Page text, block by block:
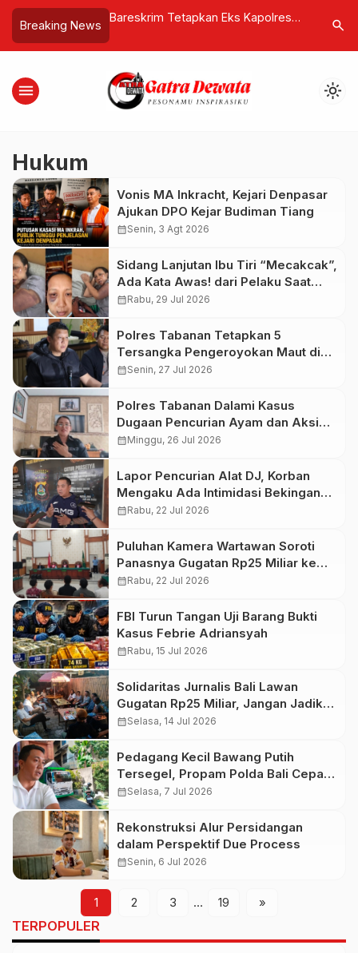
Breaking News
Agama di
Kepedulian dan
Bencana
Bareskrim Tetapkan Eks Kapolres
Tersangka Kasus Narkotika
BULOG
Juta Ton
search
menu light_mode
Hukum
Vonis MA Inkracht, Kejari Denpasar
Ajukan DPO Kejar Budiman Tiang
calendar_monthSenin, 3 Agt 2026
Sidang Lanjutan Ibu Tiri “Mecakcak”,
Ada Kata Awas! dari Pelaku Saat
Sidang
calendar_monthRabu, 29 Jul 2026
Polres Tabanan Tetapkan 5
Tersangka Pengeroyokan Maut di
Baturiti
calendar_monthSenin, 27 Jul 2026
Polres Tabanan Dalami Kasus
Dugaan Pencurian Ayam dan Aksi
Massa di Baturiti
calendar_monthMinggu, 26 Jul 2026
Lapor Pencurian Alat DJ, Korban
Mengaku Ada Intimidasi Bekingan
Aparat dari Terlapor
calendar_monthRabu, 22 Jul 2026
Puluhan Kamera Wartawan Soroti
Panasnya Gugatan Rp25 Miliar ke
Empat Media Bali
calendar_monthRabu, 22 Jul 2026
FBI Turun Tangan Uji Barang Bukti
Kasus Febrie Adriansyah
calendar_monthRabu, 15 Jul 2026
Solidaritas Jurnalis Bali Lawan
Gugatan Rp25 Miliar, Jangan Jadikan
Pengadilan Alat Membungkam Pers
calendar_monthSelasa, 14 Jul 2026
Pedagang Kecil Bawang Putih
Tersegel, Propam Polda Bali Cepat
Tanggapi Berita Viral
calendar_monthSelasa, 7 Jul 2026
Rekonstruksi Alur Persidangan
dalam Perspektif Due Process
calendar_monthSenin, 6 Jul 2026
1 2 3 … 19 »
TERPOPULER